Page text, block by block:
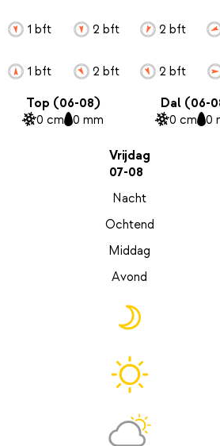
1 bft
1 bft
2 bft
2 bft
2 bft
2 bft
Top (06-08)
0 cm 0 mm
Dal (06-
0 cm 0
Vrijdag
07-08
Nacht
Ochtend
Middag
Avond